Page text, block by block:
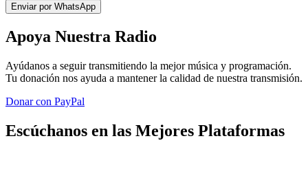
Enviar por WhatsApp
Apoya Nuestra Radio
Ayúdanos a seguir transmitiendo la mejor música y programación.
Tu donación nos ayuda a mantener la calidad de nuestra transmisión.
Donar con PayPal
Escúchanos en las Mejores Plataformas